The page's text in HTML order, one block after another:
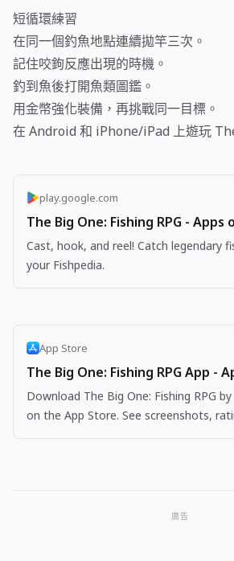
短循環練習
在同一個釣魚地點連續拋竿三次。
記住咬鉤反應出現的時機。
釣到魚後打開魚類圖鑑。
用金幣強化裝備，再挑戰同一目標。
在 Android 和 iPhone/iPad 上遊玩
play.google.com
The Big One: Fishing RPG - Apps
Cast, hook, and reel! Catch legendary
your Fishpedia.
App Store
The Big One: Fishing RPG App -
Download The Big One: Fishing RPG
on the App Store. See screenshots,
廣告